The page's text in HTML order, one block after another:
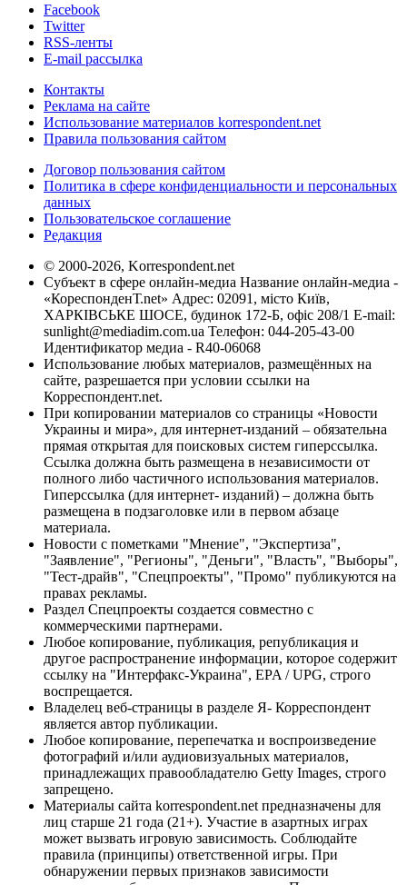
Facebook
Twitter
RSS-ленты
E-mail рассылка
Контакты
Реклама на сайте
Использование материалов korrespondent.net
Правила пользования сайтом
Договор пользования сайтом
Политика в сфере конфиденциальности и персональных
данных
Пользовательское соглашение
Редакция
© 2000-2026, Korrespondent.net
Субъект в сфере онлайн-медиа Название онлайн-медиа -
«КореспонденТ.net» Адрес: 02091, місто Київ,
ХАРКІВСЬКЕ ШОСЕ, будинок 172-Б, офіс 208/1 E-mail:
sunlight@mediadim.com.ua Телефон: 044-205-43-00
Идентификатор медиа - R40-06068
Использование любых материалов, размещённых на
сайте, разрешается при условии ссылки на
Корреспондент.net.
При копировании материалов со страницы «Новости
Украины и мира», для интернет-изданий – обязательна
прямая открытая для поисковых систем гиперссылка.
Ссылка должна быть размещена в независимости от
полного либо частичного использования материалов.
Гиперссылка (для интернет- изданий) – должна быть
размещена в подзаголовке или в первом абзаце
материала.
Новости с пометками "Мнение", "Экспертиза",
"Заявление", "Регионы", "Деньги", "Власть", "Выборы",
"Тест-драйв", "Спецпроекты", "Промо" публикуются на
правах рекламы.
Раздел Спецпроекты создается совместно с
коммерческими партнерами.
Любое копирование, публикация, републикация и
другое распространение информации, которое содержит
ссылку на "Интерфакс-Украина", EPA / UPG, строго
воспрещается.
Владелец веб-страницы в разделе Я- Корреспондент
является автор публикации.
Любое копирование, перепечатка и воспроизведение
фотографий и/или аудиовизуальных материалов,
принадлежащих правообладателю Getty Images, строго
запрещено.
Материалы сайта korrespondent.net предназначены для
лиц старше 21 года (21+). Участие в азартных играх
может вызвать игровую зависимость. Соблюдайте
правила (принципы) ответственной игры. При
обнаружении первых признаков зависимости